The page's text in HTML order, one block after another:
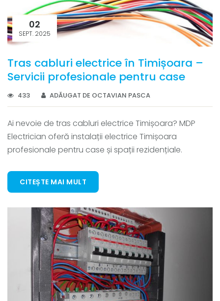
02
SEPT. 2025
Tras cabluri electrice în Timișoara –
Servicii profesionale pentru case
433 ADĂUGAT DE OCTAVIAN PASCA
Ai nevoie de tras cabluri electrice Timișoara? MDP
Electrician oferă instalații electrice Timișoara
profesionale pentru case și spații rezidențiale.
CITEȘTE MAI MULT